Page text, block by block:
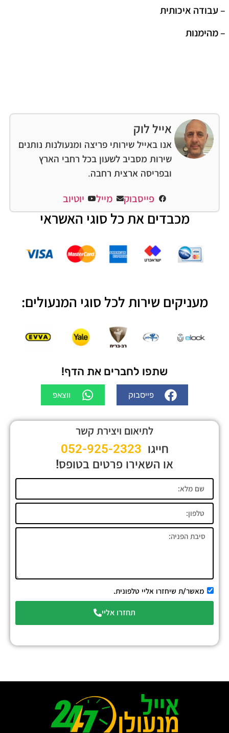
– עבודה איכותית
– מהימנות
אייל לוק
אנו באייל שירותי פריצה ומנעולנות נותנים
שירות מסביב לשעון בכל רחבי הארץ
ובפריסה ארצית רחבה.
פייסבוק מייל יוטיוב
מכבדים את כל סוגי האשראי
מעניקים שירות לכל סוגי המנעולים:
שתפו לחברים את הדף!
פייסבוק ווצאפ
לתיאום ויצירת קשר
חייגו 052-925-2323
או השאירו פרטים בטופס!
מאשר/ת שיחזרו אליי טלפונית.
תחזרו אליי